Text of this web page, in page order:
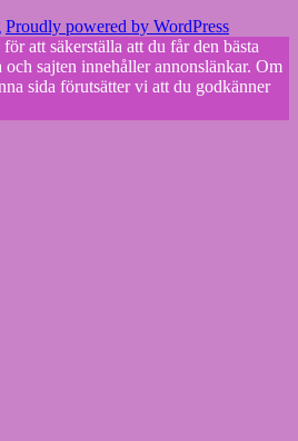
Proudly powered by WordPress
att säkerställa att du får den bästa
sajten innehåller annonslänkar. Om
sida förutsätter vi att du godkänner